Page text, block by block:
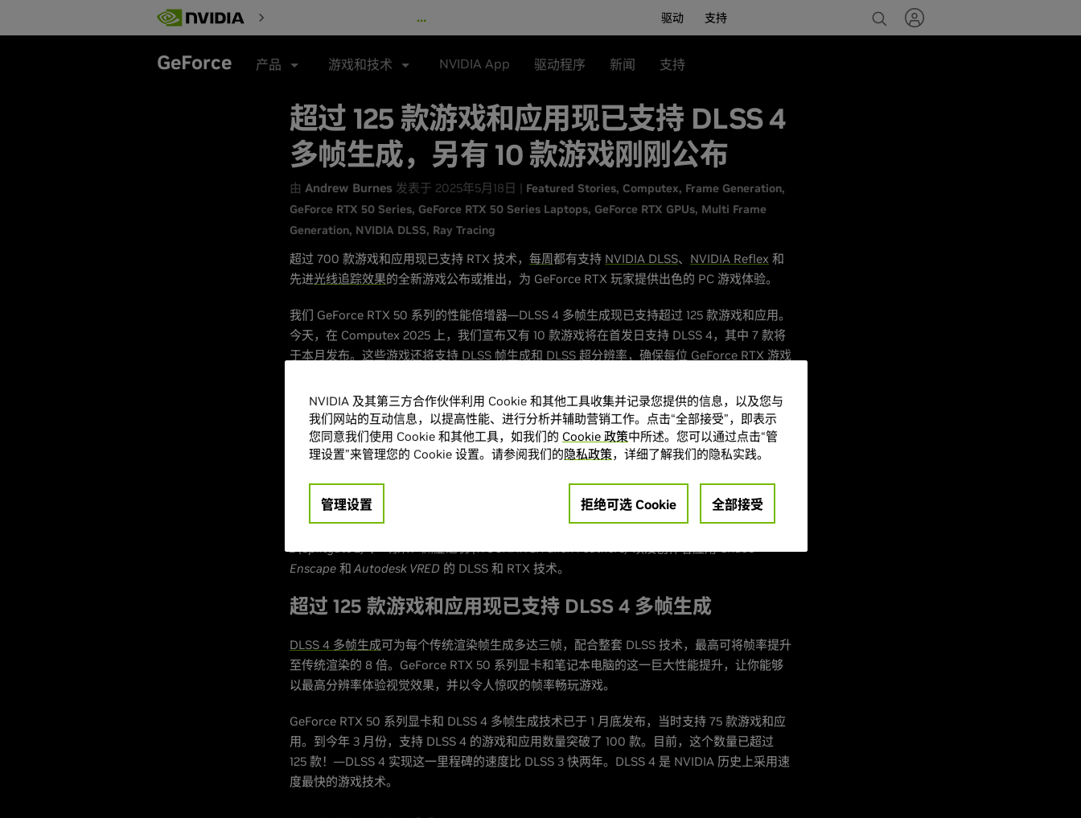
main
… 驱动 支持
GeForce 产品 游戏和技术 NVIDIA App 驱动程序 新闻 支持
超过 125 款游戏和应用现已支持 DLSS 4
多帧生成，另有 10 款游戏刚刚公布
由 Andrew Burnes 发表于 2025年5月18日 | Featured Stories Computex Frame Generation
GeForce RTX 50 Series GeForce RTX 50 Series Laptops GeForce RTX GPUs Multi Frame
Generation NVIDIA DLSS Ray Tracing
超过 700 款游戏和应用现已支持 RTX 技术， 每周都有支持 NVIDIA DLSS、 NVIDIA Reflex 和
先进光线追踪效果的全新游戏公布或推出，为 GeForce RTX 玩家提供出色的 PC 游戏体验。
我们 GeForce RTX 50 系列的性能倍增器—DLSS 4 多帧生成现已支持超过 125 款游戏和应用。
今天，在 Computex 2025 上，我们宣布又有 10 款游戏将在首发日支持 DLSS 4，其中 7 款将
于本月发布。这些游戏还将支持 DLSS 帧生成和 DLSS 超分辨率，确保每位 GeForce RTX 游戏
此外，我们宣布广受好评的“毁灭战士：黑暗时代 (DOOM: The Dark Ages)”将于 6 月添加沉浸式
路径追踪效果和 DLSS 光线重建，为 PC 玩家带来进一步的画质提升。而
“永劫无间 (NARAKA:
BLADEPOINT)”作为 Steam 每周十大热门游戏之一，也将于 5 月 22 日推出同样的更新。
请继续阅读，了解即将登陆 “毁灭战士：黑暗时代 (DOOM: The Dark Ages)”、 F1® 25、FBC:
Firebreak、“云族裔 (inZOI)” “荒野起源 (LIGHT OF MOTIRAM)”、 “心之眼 (MindsEye)”、“永劫无
间 (NARAKA: BLADEPOINT)”
“传送门 (Portal)”RTX 版、“灾后修复师 (RoadCraft)”、“分裂之门
2 (Splitgate 2)"、“明末：渊虚之羽 (WUCHANG: Fallen Feathers)”以及创作者应用Chaos
Enscape 和Autodesk VRED 的 DLSS 和 RTX 技术。
超过 125 款游戏和应用现已支持 DLSS 4 多帧生成
DLSS 4 多帧生成可为每个传统渲染帧生成多达三帧，配合整套 DLSS 技术，最高可将帧率提升
至传统渲染的 8 倍。GeForce RTX 50 系列显卡和笔记本电脑的这一巨大性能提升，让你能够
以最高分辨率体验视觉效果，并以令人惊叹的帧率畅玩游戏。
GeForce RTX 50 系列显卡和 DLSS 4 多帧生成技术已于 1 月底发布，当时支持 75 款游戏和应
用。到今年 3 月份，支持 DLSS 4 的游戏和应用数量突破了 100 款。目前，这个数量已超过
125 款！—DLSS 4 实现这一里程碑的速度比 DLSS 3 快两年。DLSS 4 是 NVIDIA 历史上采用速
度最快的游戏技术。
NVIDIA 及其第三方合作伙伴利用 Cookie 和其他工具收集并记录您提供的信息，以及您与
我们网站的互动信息，以提高性能、进行分析并辅助营销工作。点击“全部接受”，即表示
您同意我们使用 Cookie 和其他工具，如我们的 Cookie 政策中所述。您可以通过点击“管
理设置”来管理您的 Cookie 设置。请参阅我们的隐私政策，详细了解我们的隐私实践。
管理设置 拒绝可选 Cookie 全部接受